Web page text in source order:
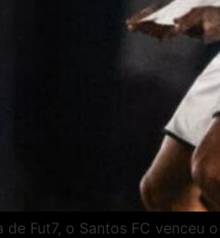
de Fut7, o Santos FC